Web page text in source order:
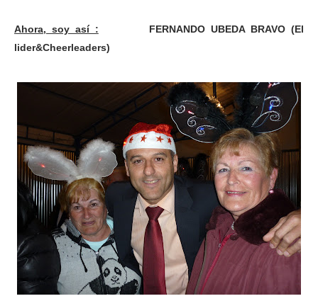
Ahora, soy así : FERNANDO UBEDA BRAVO (El
lider&Cheerleaders)